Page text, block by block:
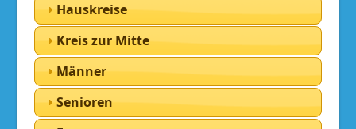
Hauskreise
Kreis zur Mitte
Männer
Senioren